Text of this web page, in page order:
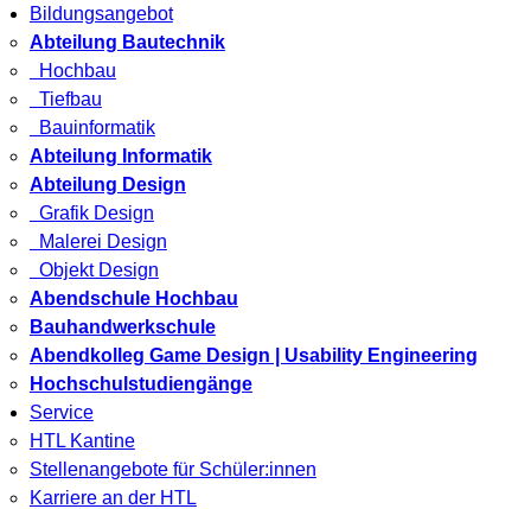
Bildungsangebot
Abteilung Bautechnik
Hochbau
Tiefbau
Bauinformatik
Abteilung Informatik
Abteilung Design
Grafik Design
Malerei Design
Objekt Design
Abendschule Hochbau
Bauhandwerkschule
Abendkolleg Game Design | Usability Engineering
Hochschulstudiengänge
Service
HTL Kantine
Stellenangebote für Schüler:innen
Karriere an der HTL